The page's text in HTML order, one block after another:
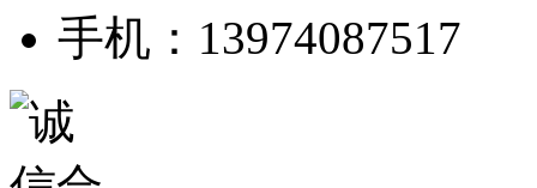
手机：13974087517